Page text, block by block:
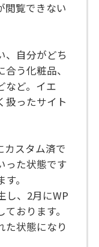
覧できない
、自分がどち
う化粧品、
など。イエ
扱ったサイト
カスタム済で
った状態です
。
し、2月にWP
おります。
た状態になり